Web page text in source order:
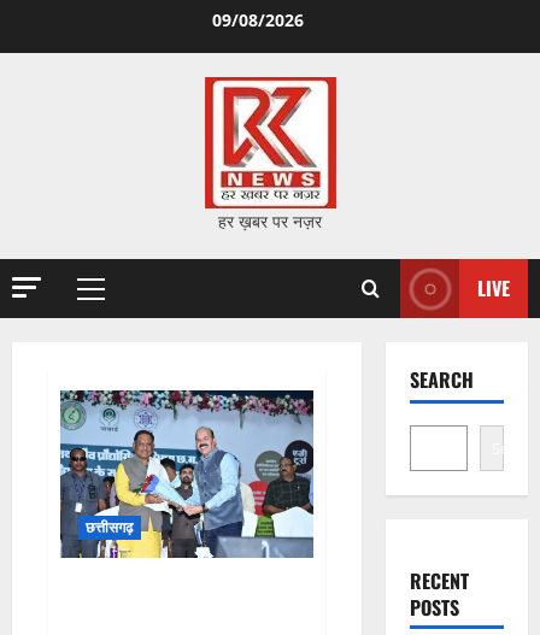
09/08/2026
हर ख़बर पर नज़र
Primary
LIVE
छत्तीसगढ़
SEARCH
Search
RECENT
POSTS